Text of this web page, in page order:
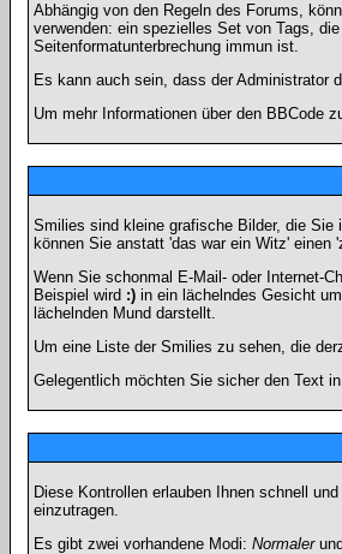
Abhängig von den Regeln des Forums,
verwenden: ein spezielles Set von Tags,
Seitenformatunterbrechung immun ist.
Es kann auch sein, dass der Administrator
Um mehr Informationen über den BBCode
Smilies sind kleine grafische Bilder, die Sie
können Sie anstatt 'das war ein Witz' einen
Wenn Sie schonmal E-Mail- oder Internet-
Beispiel wird :)in ein lächelndes Gesicht
lächelnden Mund darstellt.
Um eine Liste der Smilies zu sehen, die
Gelegentlich möchten Sie sicher den Text
Diese Kontrollen erlauben Ihnen schnell
einzutragen.
Es gibt zwei vorhandene Modi: Normalerund